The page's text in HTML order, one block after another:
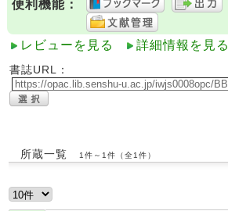
便利機能：
レビューを見る 詳細情報を見る
書誌URL：
所蔵一覧 1件～1件（全1件）